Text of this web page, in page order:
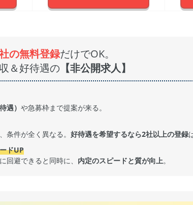
の無料登録だけでOK。
＆好待遇の 【非公開求人】
遇）や急募枠まで提案が来る。
条件が全く異なる。好待遇を希望するなら2社以上の登録
ドUP
回避できると同時に、 内定のスピードと質が向上。